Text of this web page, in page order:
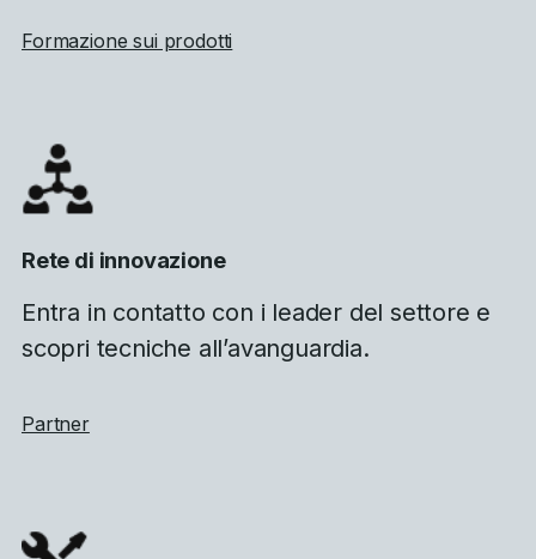
Formazione sui prodotti
Rete di innovazione
Entra in contatto con i leader del settore e
scopri tecniche all’avanguardia.
Partner